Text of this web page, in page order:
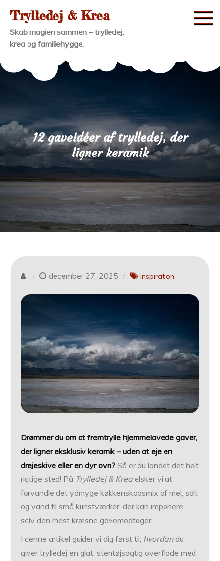
content
Trylledej & Krea
Skab magien sammen – trylledej,
krea og familiehygge.
12 gaveidéer af trylledej, der
ligner keramik
december 27, 2025 Inspiration
Drømmer du om at fremtrylle hjemmelavede gaver,
der ligner eksklusiv keramik – uden at eje en
drejeskive eller en dyr ovn? Så er du landet det helt
rigtige sted! På Trylledej & Kreaelsker vi at
forvandle det ydmyge køkkenskabsmix af mel, salt
og vand til små kunstværker, der kan imponere
selv den mest kræsne gave­modtager.
I denne artikel guider vi dig først til, hvordandu
giver trylledej en glat, stentøjsagtig overflade med